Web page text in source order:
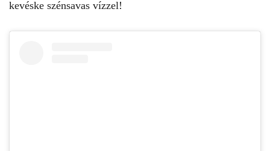
kevéske szénsavas vízzel!